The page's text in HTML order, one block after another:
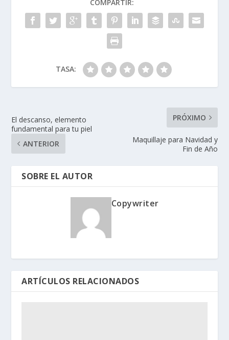
COMPARTIR:
TASA:
El descanso, elemento
fundamental para tu piel
ANTERIOR
PRÓXIMO
Maquillaje para Navidad y
Fin de Año
SOBRE EL AUTOR
Copywriter
ARTÍCULOS RELACIONADOS